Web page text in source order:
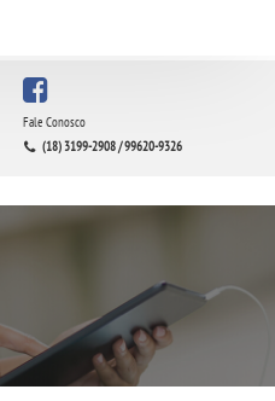
Fale Conosco
(18) 3199-2908 / 99620-9326